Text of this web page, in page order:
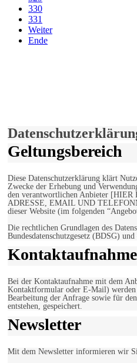
330
331
Weiter
Ende
Geltungsbereich
Diese Datenschutzerklärung klärt
Zwecke der Erhebung und
den verantwortlichen Anbieter
ADRESSE, EMAIL UND
dieser Website (im folgenden
Die rechtlichen Grundlagen des
Bundesdatenschutzgesetz (BDSG)
Kontaktaufnahme
Bei der Kontaktaufnahme mit dem
Kontaktformular oder E-Mail) werden
Bearbeitung der Anfrage sowie für
entstehen, gespeichert.
Newsletter
Mit dem Newsletter informieren wir